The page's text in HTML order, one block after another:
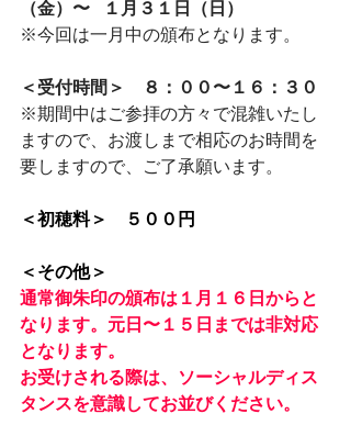
（金）〜⠀⁠１月３１日（日）⠀⁠⠀⁠⠀⁠⠀
※今回は一月中の頒布となります。⁠
＜受付時間＞　８：００〜１６：３０⁠⠀
※期間中はご参拝の方々で混雑いたし
ますので、お渡しまで相応のお時間を
要しますので、ご了承願います。
＜初穂料＞　５００円
＜その他＞
通常御朱印の頒布は１月１６日からと
なります。元日〜１５日までは非対応
となります。
お受けされる際は、ソーシャルディス
タンスを意識してお並びください。